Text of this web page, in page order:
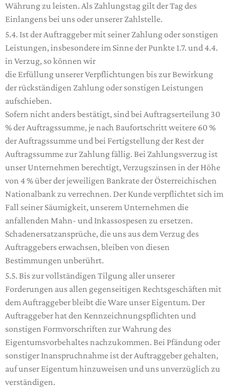
Währung zu leisten. Als Zahlungstag gilt der Tag des
Einlangens bei uns oder unserer Zahlstelle.
5.4. Ist der Auftraggeber mit seiner Zahlung oder sonstigen
Leistungen, insbesondere im Sinne der Punkte 1.7. und 4.4.
in Verzug, so können wir
die Erfüllung unserer Verpflichtungen bis zur Bewirkung
der rückständigen Zahlung oder sonstigen Leistungen
aufschieben.
Sofern nicht anders bestätigt, sind bei Auftragserteilung 30
% der Auftragssumme, je nach Baufortschritt weitere 60 %
der Auftragssumme und bei Fertigstellung der Rest der
Auftragssumme zur Zahlung fällig. Bei Zahlungsverzug ist
unser Unternehmen berechtigt, Verzugszinsen in der Höhe
von 4 % über der jeweiligen Bankrate der Österreichischen
Nationalbank zu verrechnen. Der Kunde verpflichtet sich im
Fall seiner Säumigkeit, unserem Unternehmen die
anfallenden Mahn- und Inkassospesen zu ersetzen.
Schadenersatzansprüche, die uns aus dem Verzug des
Auftraggebers erwachsen, bleiben von diesen
Bestimmungen unberührt.
5.5. Bis zur vollständigen Tilgung aller unserer
Forderungen aus allen gegenseitigen Rechtsgeschäften mit
dem Auftraggeber bleibt die Ware unser Eigentum. Der
Auftraggeber hat den Kennzeichnungspflichten und
sonstigen Formvorschriften zur Wahrung des
Eigentumsvorbehaltes nachzukommen. Bei Pfändung oder
sonstiger Inanspruchnahme ist der Auftraggeber gehalten,
auf unser Eigentum hinzuweisen und uns unverzüglich zu
verständigen.